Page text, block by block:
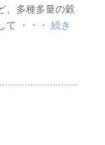
、多種多量の穀
て
・・・ 続き